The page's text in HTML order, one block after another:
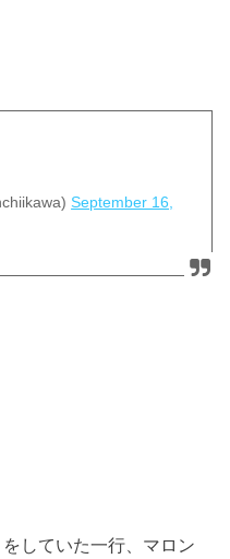
September 16,
していた一行、マロン